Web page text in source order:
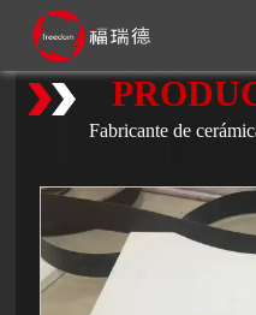
Fabricante de